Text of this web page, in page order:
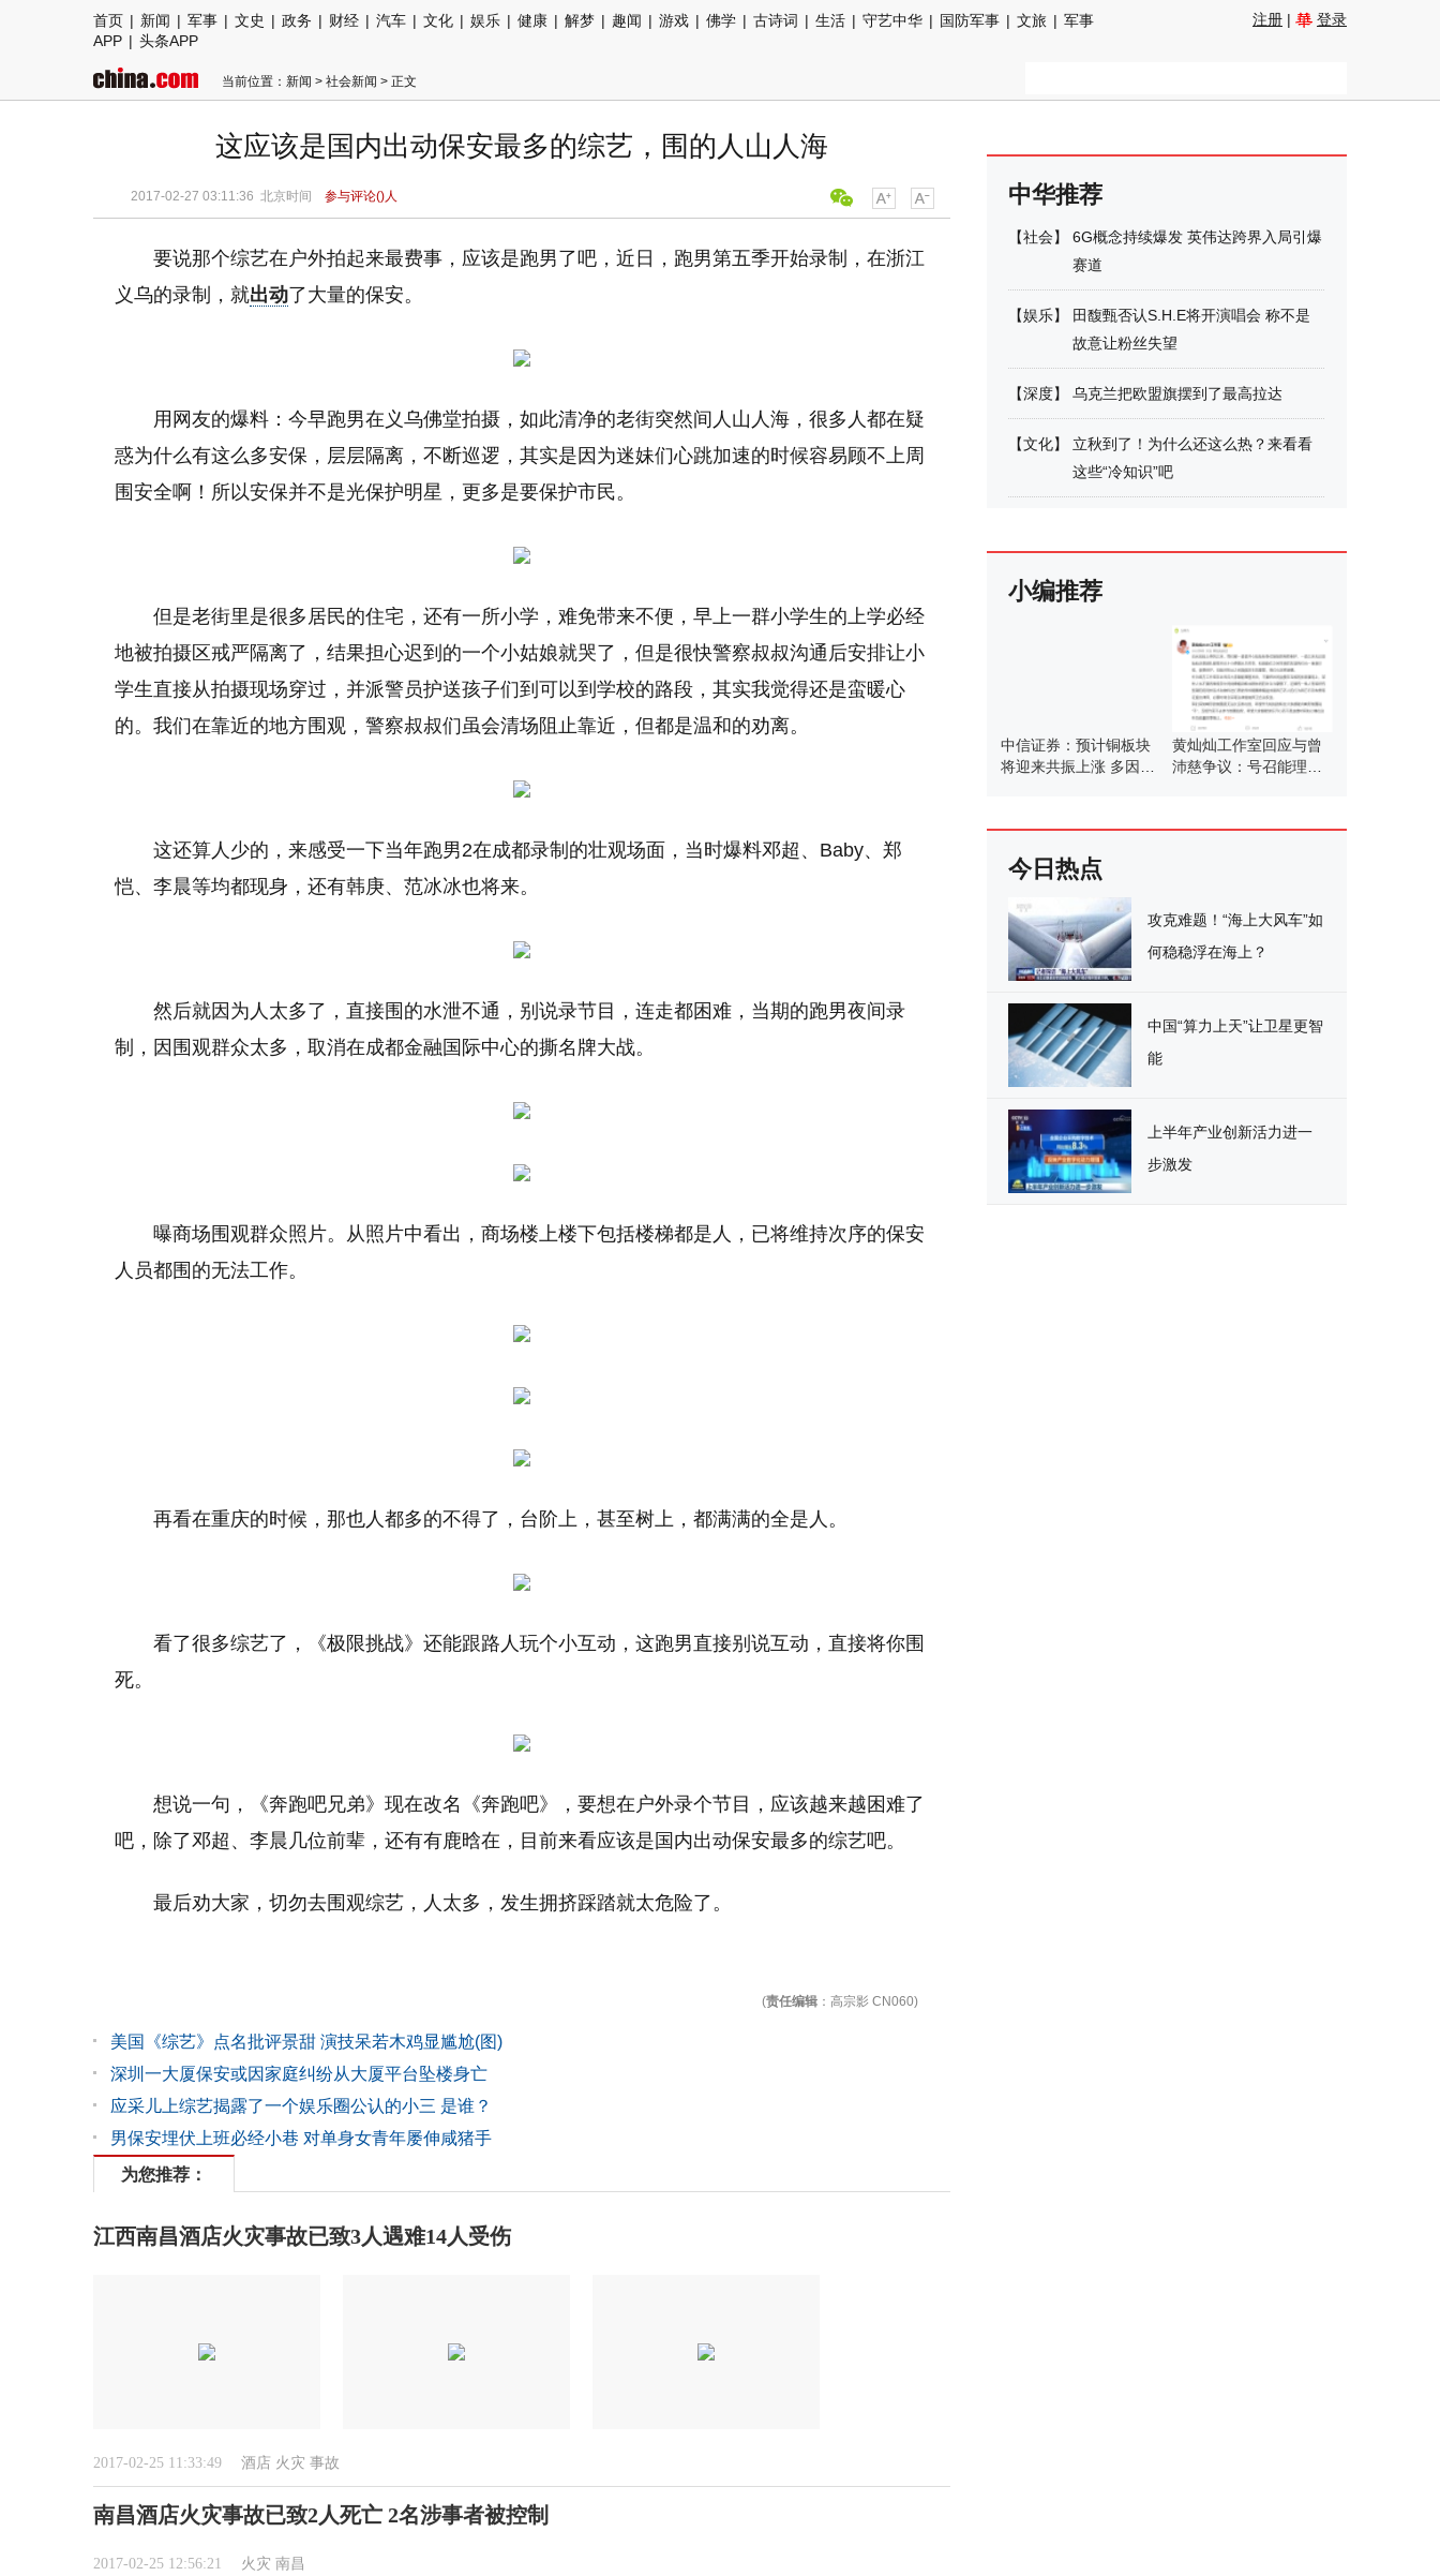
首页 | 新闻 | 军事 | 文史 | 政务 | 财经 | 汽车 | 文化 | 娱乐 | 健康 | 解梦 | 趣闻 | 游戏 | 佛学 | 古诗词 | 生活 | 守艺中华 | 国防军事 | 文旅 | 军事
APP | 头条APP
注册 | 登录
当前位置： 新闻 > 社会新闻 > 正文
这应该是国内出动保安最多的综艺，围的人山人海
2017-02-27 03:11:36 北京时间 参与评论()人
要说那个综艺在户外拍起来最费事，应该是跑男了吧，近日，跑男第五季开始录制，在浙江
义乌的录制，就出动了大量的保安。
用网友的爆料：今早跑男在义乌佛堂拍摄，如此清净的老街突然间人山人海，很多人都在疑
惑为什么有这么多安保，层层隔离，不断巡逻，其实是因为迷妹们心跳加速的时候容易顾不上周
围安全啊！所以安保并不是光保护明星，更多是要保护市民。
但是老街里是很多居民的住宅，还有一所小学，难免带来不便，早上一群小学生的上学必经
地被拍摄区戒严隔离了，结果担心迟到的一个小姑娘就哭了，但是很快警察叔叔沟通后安排让小
学生直接从拍摄现场穿过，并派警员护送孩子们到可以到学校的路段，其实我觉得还是蛮暖心
的。我们在靠近的地方围观，警察叔叔们虽会清场阻止靠近，但都是温和的劝离。
这还算人少的，来感受一下当年跑男2在成都录制的壮观场面，当时爆料邓超、Baby、郑
恺、李晨等均都现身，还有韩庚、范冰冰也将来。
然后就因为人太多了，直接围的水泄不通，别说录节目，连走都困难，当期的跑男夜间录
制，因围观群众太多，取消在成都金融国际中心的撕名牌大战。
曝商场围观群众照片。从照片中看出，商场楼上楼下包括楼梯都是人，已将维持次序的保安
人员都围的无法工作。
再看在重庆的时候，那也人都多的不得了，台阶上，甚至树上，都满满的全是人。
看了很多综艺了，《极限挑战》还能跟路人玩个小互动，这跑男直接别说互动，直接将你围
死。
想说一句，《奔跑吧兄弟》现在改名《奔跑吧》，要想在户外录个节目，应该越来越困难了
吧，除了邓超、李晨几位前辈，还有有鹿晗在，目前来看应该是国内出动保安最多的综艺吧。
最后劝大家，切勿去围观综艺，人太多，发生拥挤踩踏就太危险了。
(责任编辑 ：高宗影 CN060)
美国《综艺》点名批评景甜 演技呆若木鸡显尴尬(图)
深圳一大厦保安或因家庭纠纷从大厦平台坠楼身亡
应采儿上综艺揭露了一个娱乐圈公认的小三 是谁？
男保安埋伏上班必经小巷 对单身女青年屡伸咸猪手
为您推荐：
江西南昌酒店火灾事故已致3人遇难14人受伤
2017-02-25 11:33:49 酒店 火灾 事故
南昌酒店火灾事故已致2人死亡 2名涉事者被控制
2017-02-25 12:56:21 火灾 南昌
中华推荐
【社会】
6G概念持续爆发 英伟达跨界入局引爆
赛道
【娱乐】
田馥甄否认S.H.E将开演唱会 称不是
故意让粉丝失望
【深度】 乌克兰把欧盟旗摆到了最高拉达
【文化】
立秋到了！为什么还这么热？来看看
这些“冷知识”吧
小编推荐
中信证券：预计铜板块
将迎来共振上涨 多因素
黄灿灿工作室回应与曾
沛慈争议：号召能理智
今日热点
攻克难题！“海上大风车”如
何稳稳浮在海上？
中国“算力上天”让卫星更智
能
上半年产业创新活力进一
步激发